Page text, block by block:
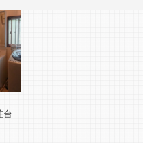
台